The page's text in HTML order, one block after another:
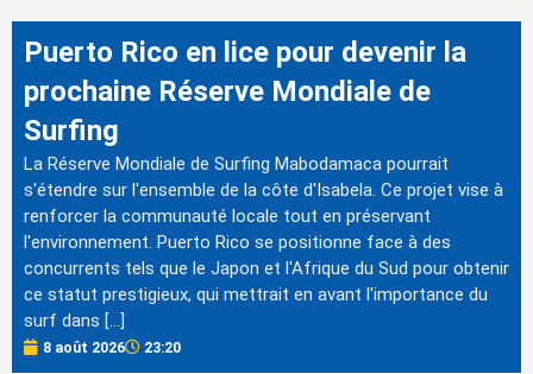
Puerto Rico en lice pour devenir la
prochaine Réserve Mondiale de
Surfing
La Réserve Mondiale de Surfing Mabodamaca pourrait
s'étendre sur l'ensemble de la côte d'Isabela. Ce projet vise à
renforcer la communauté locale tout en préservant
l'environnement. Puerto Rico se positionne face à des
concurrents tels que le Japon et l'Afrique du Sud pour obtenir
ce statut prestigieux, qui mettrait en avant l'importance du
surf dans […]
8 août 2026 23:20